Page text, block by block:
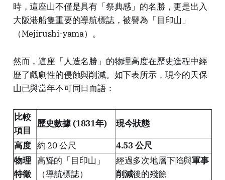
時，這座山不僅是具有「祭典感」的名勝，更是出入
大阪港船隻重要的導航標誌，被譽為「目印山」
（Mejirushi-yama）。
然而，這座「人造名勝」的物理高度在歷史進程中經
歷了戲劇性的侵蝕與削減。如下表所示，現今的天保
山已與當年不可同日而語：
比較
項目
歷史數據 (1831年)
現今狀態
高度 約 20 公尺
4.53 公尺
物理
特徵
高聳的「目印山」
（導航標誌）
經過多次地層下陷與軍事
削減後的殘餘